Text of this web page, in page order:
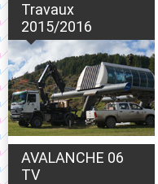
Travaux
2015/2016
AVALANCHE 06
TV